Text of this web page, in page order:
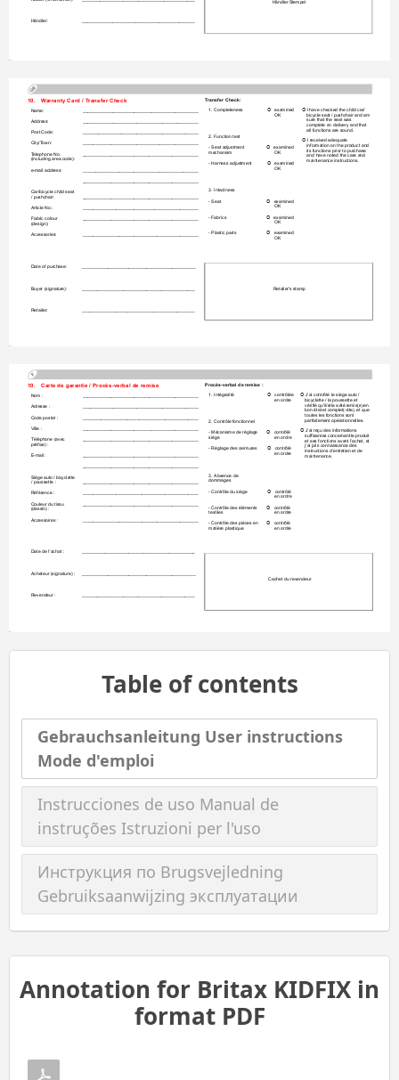
Händler Stempel
Händler:
10. Warranty Card / Transfer Check Transfer Check:
Name: 1. Completeness
   examined
I have checked the child car/
OK
bicycle seat / pushchair and am
sure that the seat was
Address:
complete on delivery and that
all functions are sound.
Post Code:
2. Function test
I received adequate
City/Town: information on the product and
- Seat adjustment
   examined
its functions prior to purchase
mechanism OK
Telephone No. and have noted the care and
(including area code): maintenance instructions.
- Harness adjustment
   examined
OK
e-mail address:
3. Intactness
Car/bicycle child seat
/ pushchair:
- Seat

   examined
OK
Article No.:
- Fabrics

   examined
Fabric colour
OK
(design):
- Plastic parts 
   examined
Accessories:
OK
Date of purchase:
Buyer (signature): Retailer's stamp
Retailer:
10. Carte de garantie / Procès-verbal de remise Procès-verbal de remise :
Nom : 1. Intégralité
   contrôlée
J’ai contrôlé le siège auto /
en ordre
bicyclette / la poussette et
vérifié qu’il/elle a été remis(e) en
Adresse :
bon état et complet(-ète), et que
toutes les fonctions sont
Code postal :
parfaitement opérationnelles.
2. Contrôle fonctionnel
Ville :
J’ai reçu des informations
- Mécanisme de réglage 
   cont
rôlé
suffisantes concernant le produit
siège en ordre
Téléphone (avec et ses fonctions avant l’achat, et
préfixe) : j’ai pris connaissance des
- Réglage des ceintures 
   cont
rôlé
instructions d’entretien et de
en ordre
E-mail : maintenance.
3. Absence de
Siège auto / bicyclette
dommages
/ poussette :
- Contrôle du siège

   cont
rôlé
Référence :
en ordre
Couleur du tissu
- Contrôle des éléments 
   cont
rôlé
(dessin) :
textiles
en ordre
Accessoires :
- Contrôle des pièces en 
   cont
rôlé
matière plastique
en ordre
Date de l’achat :
Acheteur (signature) :
Cachet du revendeur
Revendeur :
Table of contents
Gebrauchsanleitung User instructions
Mode d'emploi
Instrucciones de uso Manual de
instruções Istruzioni per l'uso
Инструкция по Brugsvejledning
Gebruiksaanwijzing эксплуатации
Annotation for Britax KIDFIX in
format PDF